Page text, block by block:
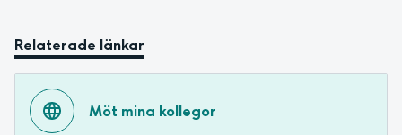
Relaterade länkar
Möt mina kollegor